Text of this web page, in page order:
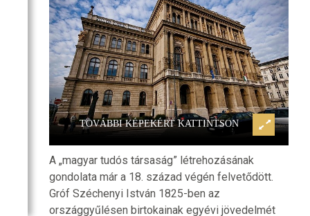
TOVÁBBI KÉPEKÉRT KATTINTSON
Magyar Tudományos
A „magyar tudós társaság” létrehozásának
gondolata már a 18. század végén felvetődött.
Gróf Széchenyi István 1825-ben az
országgyűlésen birtokainak egyévi jövedelmét